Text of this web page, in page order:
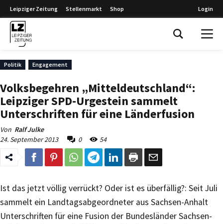
Leipziger Zeitung Stellenmarkt Shop Login
Politik Engagement
Volksbegehren „Mitteldeutschland“:
Leipziger SPD-Urgestein sammelt
Unterschriften für eine Länderfusion
Von Ralf Julke
24. September 2013
0 54
Ist das jetzt völlig verrückt? Oder ist es überfällig?: Seit Juli
sammelt ein Landtagsabgeordneter aus Sachsen-Anhalt
Unterschriften für eine Fusion der Bundesländer Sachsen-